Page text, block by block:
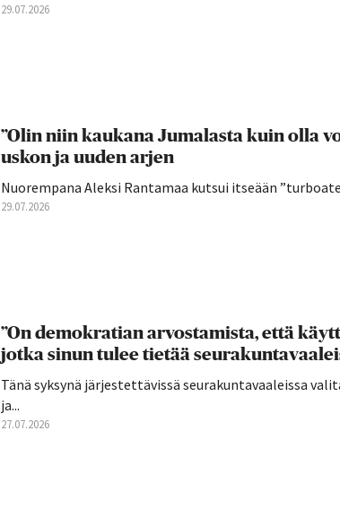
29.07.2026
”Olin niin kaukana Jumalasta kuin olla
uskon ja uuden arjen
Nuorempana Aleksi Rantamaa kutsui itseään
29.07.2026
”On demokratian arvostamista, että
jotka sinun tulee tietää
Tänä syksynä järjestettävissä seurakuntavaaleissa
ja...
27.07.2026